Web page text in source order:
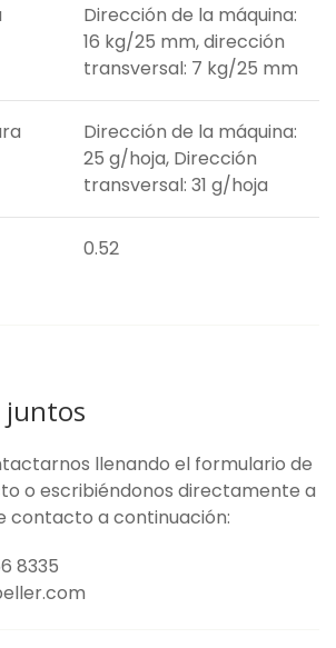
Dirección de la máquina:
16 kg/25 mm, dirección
transversal: 7 kg/25 mm
Dirección de la máquina:
25 g/hoja, Dirección
transversal: 31 g/hoja
0.52
juntos
llenando el formulario de
o escribiéndonos directamente a
contacto a continuación:
8335